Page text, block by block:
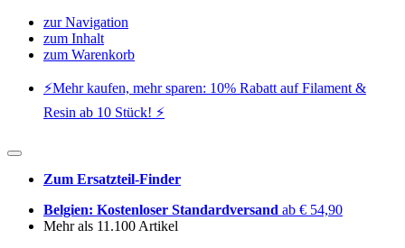
zur Navigation
zum Inhalt
zum Warenkorb
⚡️Mehr kaufen, mehr sparen: 10% Rabatt auf Filament &
Resin ab 10 Stück! ⚡️
Zum Ersatzteil-Finder
Belgien: Kostenloser Standardversand ab € 54,90
Mehr als 11.100 Artikel